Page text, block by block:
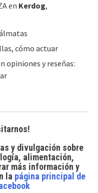
en Kerdog,
cómo actuar
opiniones y reseñas:
y divulgación sobre
alimentación,
más información y
la página principal de